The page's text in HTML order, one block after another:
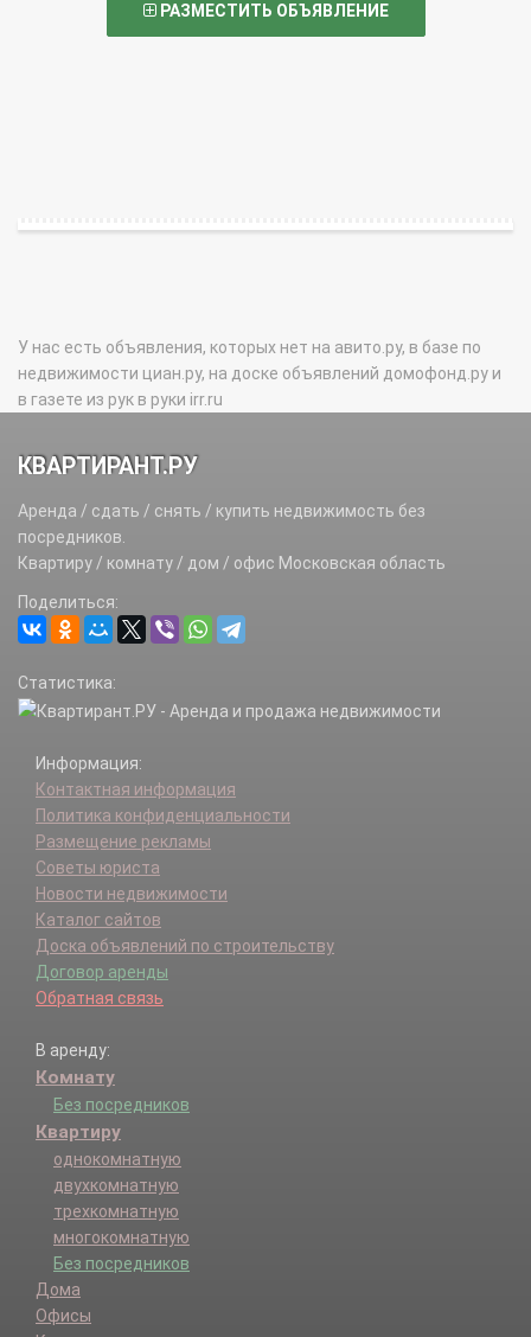
РАЗМЕСТИТЬ ОБЪЯВЛЕНИЕ
У нас есть объявления, которых нет на авито.ру, в базе по
недвижимости циан.ру, на доске объявлений домофонд.ру и
в газете из рук в руки irr.ru
КВАРТИРАНТ.РУ
Аренда / сдать / снять / купить недвижимость без
посредников.
Квартиру / комнату / дом / офис Московская область
Поделиться:
Статистика:
Информация:
Контактная информация
Политика конфиденциальности
Размещение рекламы
Советы юриста
Новости недвижимости
Каталог сайтов
Доска объявлений по строительству
Договор аренды
Обратная связь
В аренду:
Комнату
Без посредников
Квартиру
однокомнатную
двухкомнатную
трехкомнатную
многокомнатную
Без посредников
Дома
Офисы